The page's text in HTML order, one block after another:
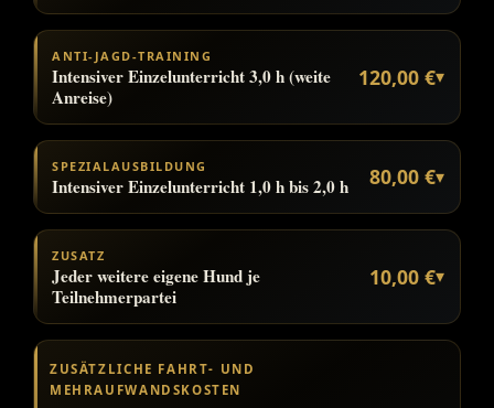
ANTI-JAGD-TRAINING
Intensiver Einzelunterricht 3,0 h (weite
Anreise)
120,00 €▾
SPEZIALAUSBILDUNG
Intensiver Einzelunterricht 1,0 h bis 2,0 h 80,00 €▾
ZUSATZ
Jeder weitere eigene Hund je
Teilnehmerpartei
10,00 €▾
ZUSÄTZLICHE FAHRT- UND
MEHRAUFWANDSKOSTEN